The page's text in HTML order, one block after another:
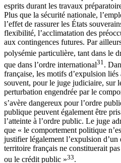
esprits durant les travaux
Plus que la sécurité nationale,
l’effet de rassurer les États
flexibilité, l’acclimatation des
aux contingences futures. Par
polysémie particulière, tant dans le
que dans l’ordre international31 .
française, les motifs d’expulsion
souvent, pour le juge judiciaire, sur
perturbation engendrée par le
s’avère dangereux pour l’ordre
publique peuvent également être
l’atteinte à l’ordre public. Le juge
que « le comportement politique
justifier légalement l’expulsion d’un
territoire français ne constituerait
ou le crédit public »33.